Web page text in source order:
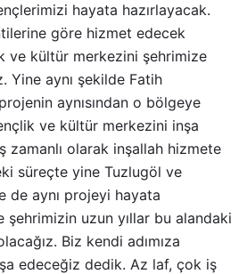
hayata hazırlayacak.
göre hizmet edecek
ve kültür merkezini şehrimize
Yine aynı şekilde Fatih
aynısından o bölgeye
ve kültür merkezini inşa
zamanlı olarak inşallah hizmete
süreçte yine Tuzlugöl ve
de aynı projeyi hayata
uzun yıllar bu alandaki
Biz kendi adımıza
edeceğiz dedik. Az laf, çok iş